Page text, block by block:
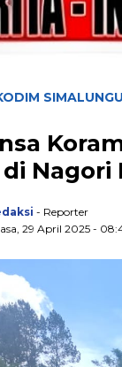
di
- Reporter
29 April 2025 -